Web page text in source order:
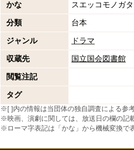
かな スエッコモノガタ
分類 台本
ジャンル ドラマ
収蔵先 国立国会図書館
閲覧注記
タグ
※[ ]内の情報は当団体の独自調査による参
※映画、演劇に関しては、放送日の欄の記
※ローマ字表記は「かな」から機械変換で